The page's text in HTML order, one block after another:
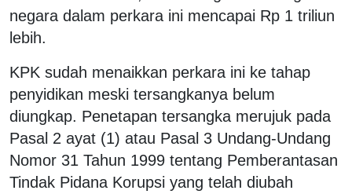
negara dalam perkara ini mencapai Rp 1 triliun
lebih.
KPK sudah menaikkan perkara ini ke tahap
penyidikan meski tersangkanya belum
diungkap. Penetapan tersangka merujuk pada
Pasal 2 ayat (1) atau Pasal 3 Undang-Undang
Nomor 31 Tahun 1999 tentang Pemberantasan
Tindak Pidana Korupsi yang telah diubah